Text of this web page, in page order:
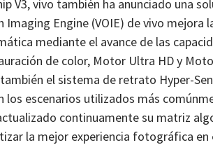
V3, vivo también ha anunciado una
Engine (VOIE) de vivo mejora
mediante el avance de las
de color, Motor Ultra HD y
el sistema de retrato Hyper-
los escenarios utilizados más
continuamente su matriz
la mejor experiencia fotográfica en